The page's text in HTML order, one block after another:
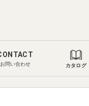
お問い合わせ カタログ